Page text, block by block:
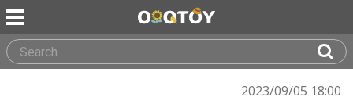
2023/09/05 18:00